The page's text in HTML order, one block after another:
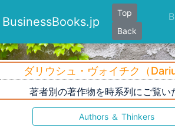
BusinessBooks.jp
Top
Back
ダリウシュ・ヴォイチク（
著者別の著作物を時系列にご覧い
Authors ＆ Thinkers